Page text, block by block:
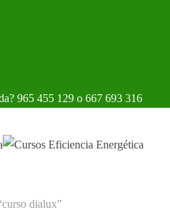
965 455 129 o 667 693 316
dialux”